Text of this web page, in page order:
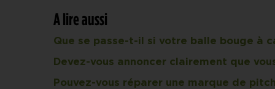
A lire aussi
Que se passe-t-il si votre balle bouge à
Devez-vous annoncer clairement que
Pouvez-vous réparer une marque de